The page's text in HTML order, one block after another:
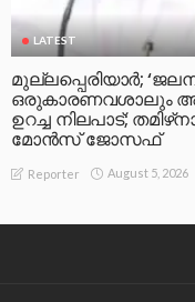
LATEST
മുല്ലപ്പെരിയാര്‍;
ഒരുകാരണവശാലും
ഉറച്ച നിലപാട്;
മോന്‍സ് ജോസഫ്
Reporter August 5, 2026